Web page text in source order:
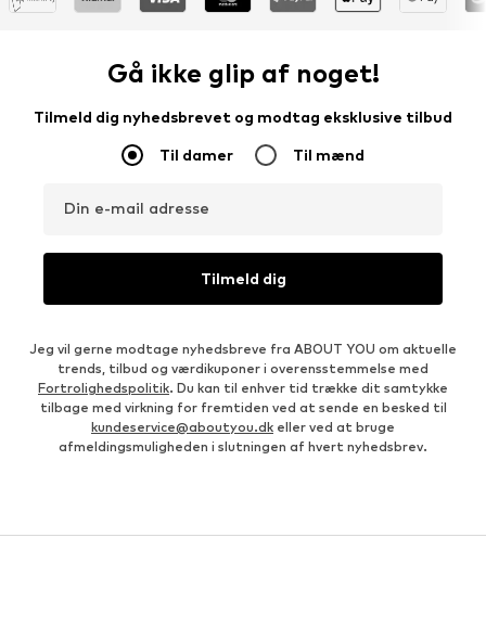
Gå ikke glip af noget!
Tilmeld dig nyhedsbrevet og modtag eksklusive tilbud
Til damer Til mænd
Din e-mail adresse
Tilmeld dig
Jeg vil gerne modtage nyhedsbreve fra ABOUT YOU om aktuelle
trends, tilbud og værdikuponer i overensstemmelse med
Fortrolighedspolitik. Du kan til enhver tid trække dit samtykke
tilbage med virkning for fremtiden ved at sende en besked til
kundeservice@aboutyou.dk eller ved at bruge
afmeldingsmuligheden i slutningen af hvert nyhedsbrev.